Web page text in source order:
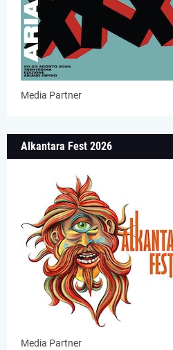
Media Partner
Alkantara Fest 2026
Media Partner